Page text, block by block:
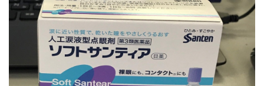
掲載内容のご確認はこちら